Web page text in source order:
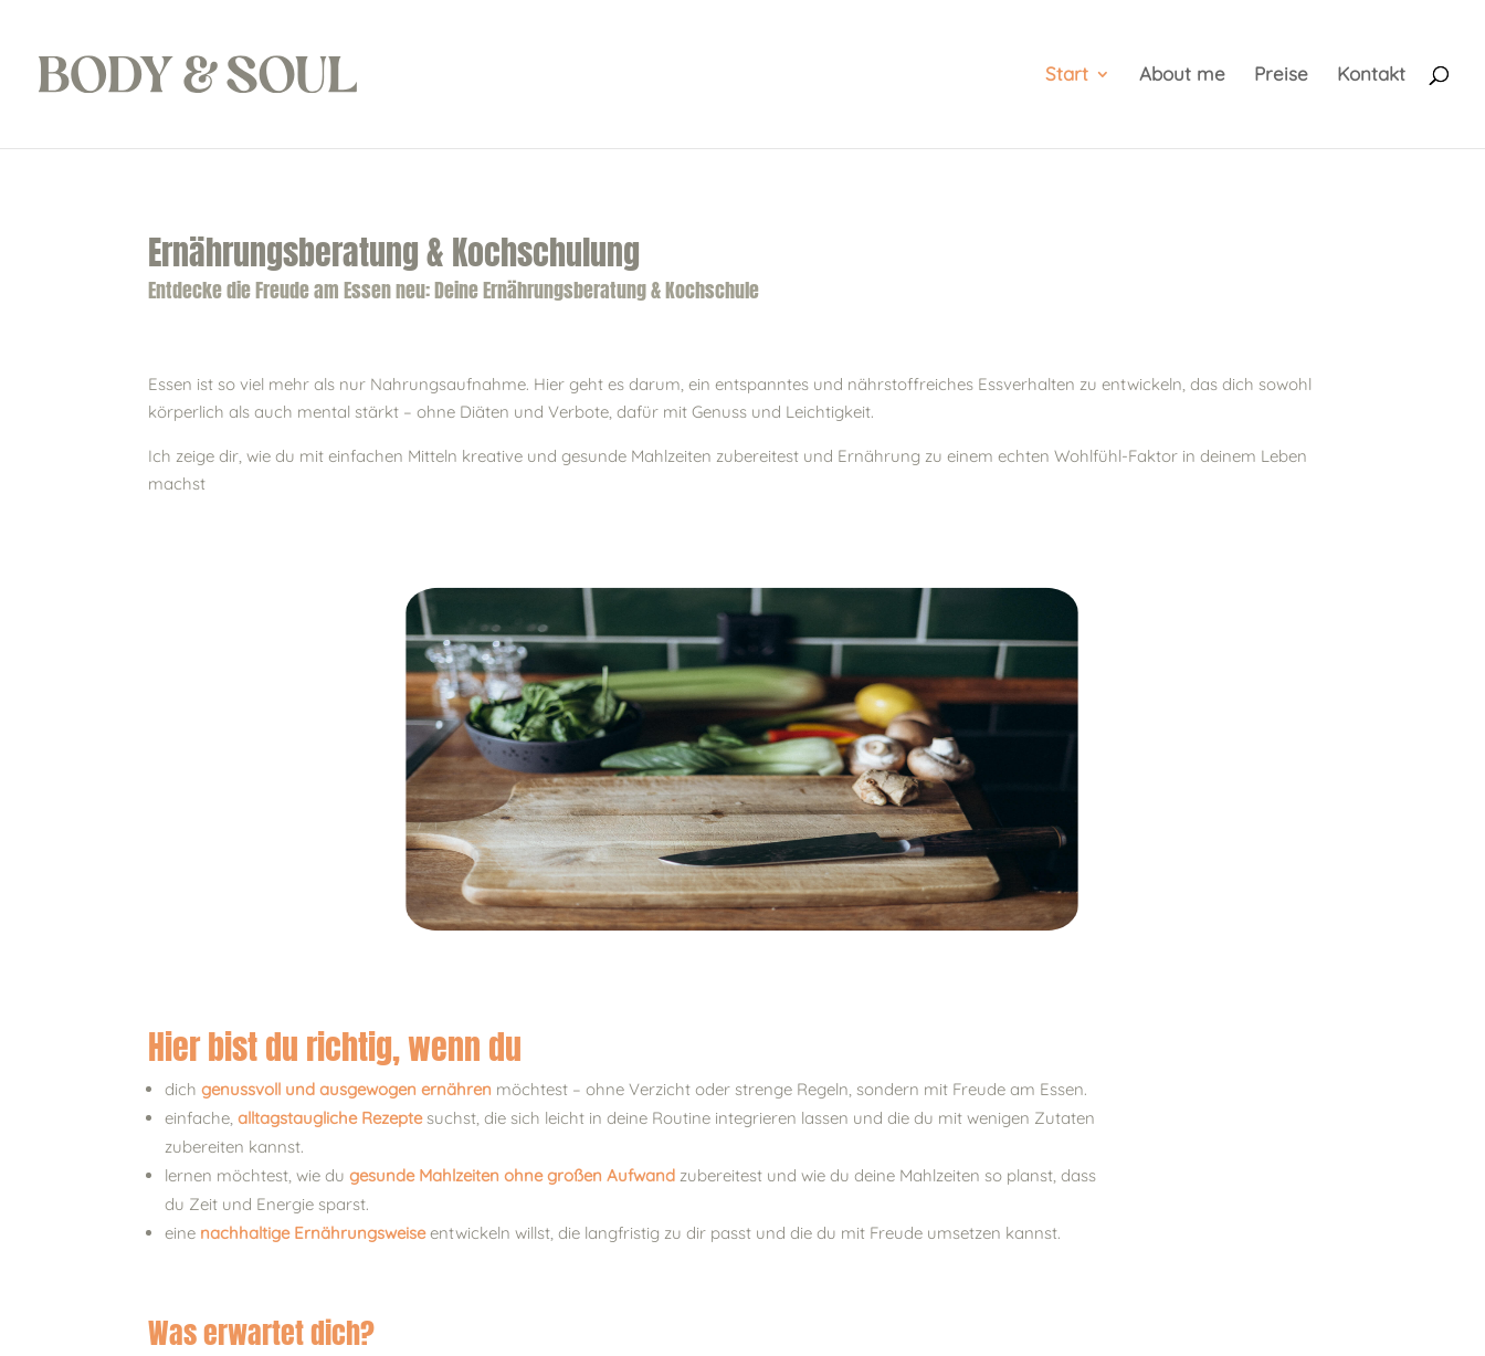
Start About me Preise Kontakt
Ernährungsberatung & Kochschulung
Entdecke die Freude am Essen neu: Deine Ernährungsberatung & Kochschule
Essen ist so viel mehr als nur Nahrungsaufnahme. Hier geht es darum, ein entspanntes und nährstoffreiches Essverhalten zu entwickeln, das dich sowohl
körperlich als auch mental stärkt – ohne Diäten und Verbote, dafür mit Genuss und Leichtigkeit.
Ich zeige dir, wie du mit einfachen Mitteln kreative und gesunde Mahlzeiten zubereitest und Ernährung zu einem echten Wohlfühl-Faktor in deinem Leben
machst
Hier bist du richtig, wenn du
dichgenussvoll und ausgewogen ernähren möchtest – ohne Verzicht oder strenge Regeln, sondern mit Freude am Essen.
einfache,alltagstaugliche Rezeptesuchst, die sich leicht in deine Routine integrieren lassen und die du mit wenigen Zutaten
zubereiten kannst.
lernen möchtest, wie dugesunde Mahlzeiten ohne großen Aufwand zubereitest und wie du deine Mahlzeiten so planst, dass
du Zeit und Energie sparst.
eine nachhaltige Ernährungsweiseentwickeln willst, die langfristig zu dir passt und die du mit Freude umsetzen kannst.
Was erwartet dich?